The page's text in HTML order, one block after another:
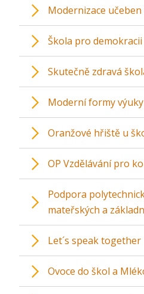
Modernizace učeben
Škola pro demokracii
Skutečně zdravá
Moderní formy
Oranžové hřiště u
OP Vzdělávání pro
Podpora
mateřských a
Let´s speak together
Ovoce do škol a